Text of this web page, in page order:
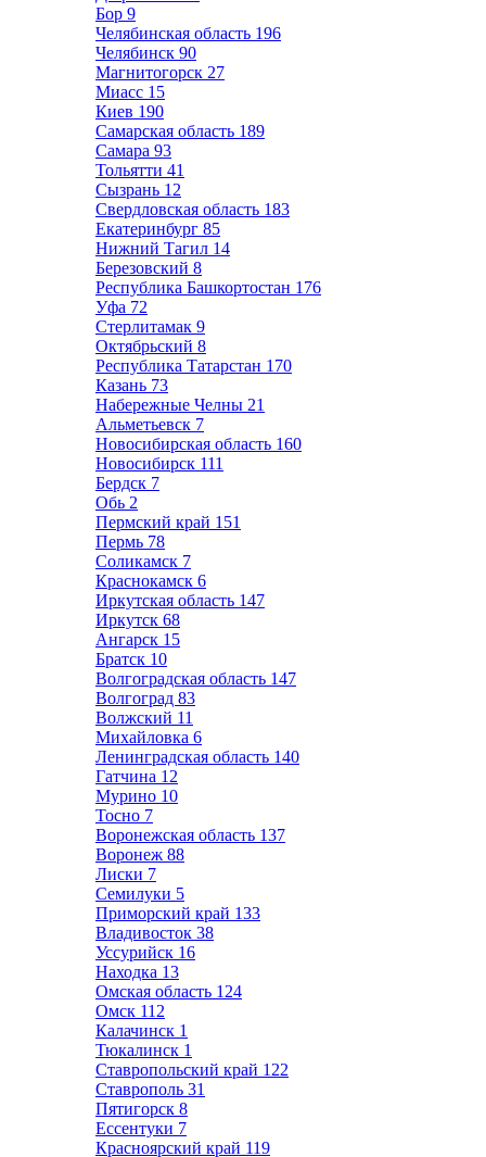
Бор 9
Челябинская область 196
Челябинск 90
Магнитогорск 27
Миасс 15
Киев 190
Самарская область 189
Самара 93
Тольятти 41
Сызрань 12
Свердловская область 183
Екатеринбург 85
Нижний Тагил 14
Березовский 8
Республика Башкортостан 176
Уфа 72
Стерлитамак 9
Октябрьский 8
Республика Татарстан 170
Казань 73
Набережные Челны 21
Альметьевск 7
Новосибирская область 160
Новосибирск 111
Бердск 7
Обь 2
Пермский край 151
Пермь 78
Соликамск 7
Краснокамск 6
Иркутская область 147
Иркутск 68
Ангарск 15
Братск 10
Волгоградская область 147
Волгоград 83
Волжский 11
Михайловка 6
Ленинградская область 140
Гатчина 12
Мурино 10
Тосно 7
Воронежская область 137
Воронеж 88
Лиски 7
Семилуки 5
Приморский край 133
Владивосток 38
Уссурийск 16
Находка 13
Омская область 124
Омск 112
Калачинск 1
Тюкалинск 1
Ставропольский край 122
Ставрополь 31
Пятигорск 8
Ессентуки 7
Красноярский край 119